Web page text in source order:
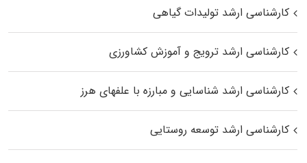
کارشناسی ارشد تولیدات گیاهی
کارشناسی ارشد ترویج و آموزش کشاورزی
کارشناسی ارشد شناسایی و مبارزه با علفهای هرز
کارشناسی ارشد توسعه روستایی